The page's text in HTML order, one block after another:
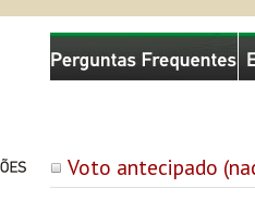
Voto antecipado
Comissão Nacional de Eleições